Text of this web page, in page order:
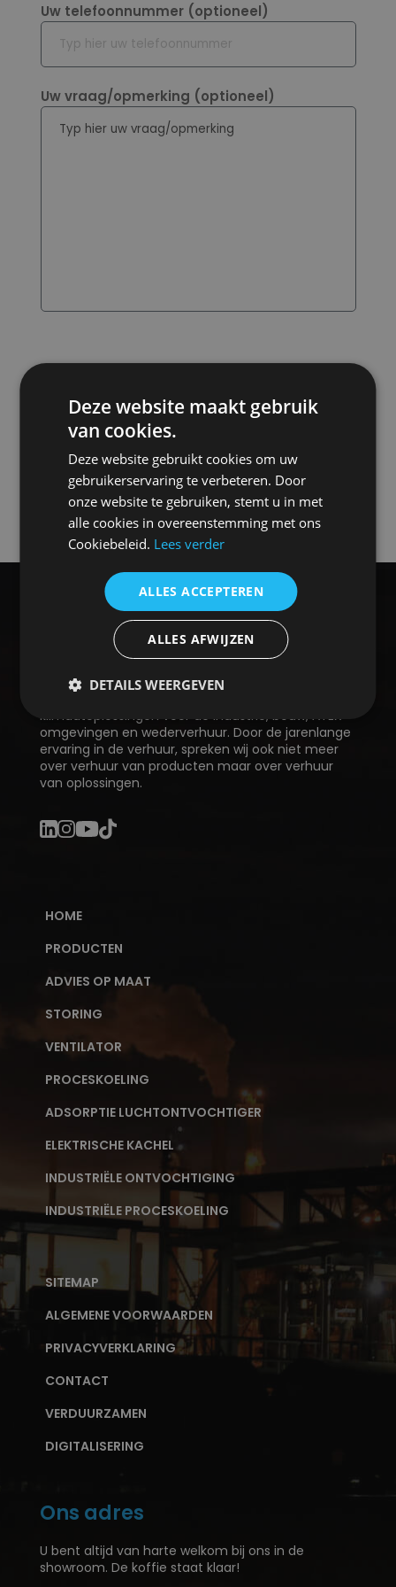
Uw telefoonnummer (optioneel)
Uw vraag/opmerking (optioneel)
klimaatoplossingen voor de industrie, bouw, ATEX
omgevingen en wederverhuur. Door de jarenlange
ervaring in de verhuur, spreken wij ook niet meer
over verhuur van producten maar over verhuur
van oplossingen.
HOME
PRODUCTEN
ADVIES OP MAAT
STORING
VENTILATOR
PROCESKOELING
ADSORPTIE LUCHTONTVOCHTIGER
ELEKTRISCHE KACHEL
INDUSTRIËLE ONTVOCHTIGING
INDUSTRIËLE PROCESKOELING
SITEMAP
ALGEMENE VOORWAARDEN
PRIVACYVERKLARING
CONTACT
VERDUURZAMEN
DIGITALISERING
Ons adres
U bent altijd van harte welkom bij ons in de
showroom. De koffie staat klaar!
Deze website maakt gebruik
van cookies.
Deze website gebruikt cookies om uw
gebruikerservaring te verbeteren. Door
onze website te gebruiken, stemt u in met
alle cookies in overeenstemming met ons
Cookiebeleid. Lees verder
ALLES ACCEPTEREN
ALLES AFWIJZEN
DETAILS WEERGEVEN